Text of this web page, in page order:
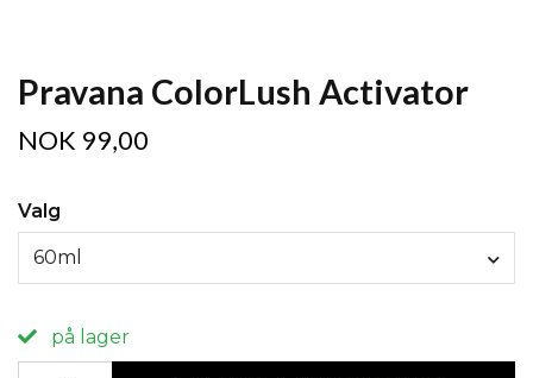
Pravana ColorLush Activator
NOK 99,00
Valg
60ml
på lager